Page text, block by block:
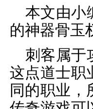
本文由小
的神器骨玉
刺客属于
这点道士职
同的职业，